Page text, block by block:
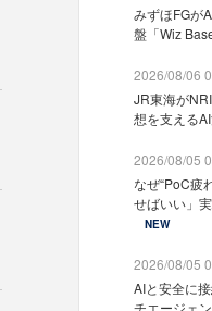
みずほFGが
盤「Wiz
2026/08/06
JR東海が
想を支える
2026/08/05
なぜ“PoC疲
せばいい」
NEW
2026/08/05
AIと安全に
チエージェ